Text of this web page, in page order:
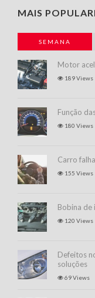
MAIS
SEMANA
Motor
189 Views
Função
180 Views
Carro
155 Views
Bobina de
120 Views
Defeitos
soluções
69 Views